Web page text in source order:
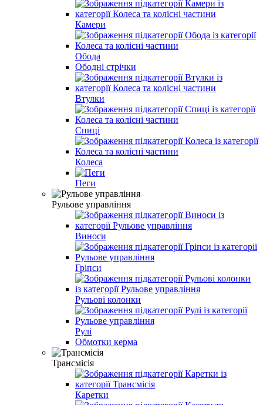
Камери
Обода
Ободні стрічки
Втулки
Спиці
Колеса
Пеги
Рульове управління
Виноси
Гріпси
Рульові колонки
Рулі
Обмотки керма
Трансмісія
Каретки